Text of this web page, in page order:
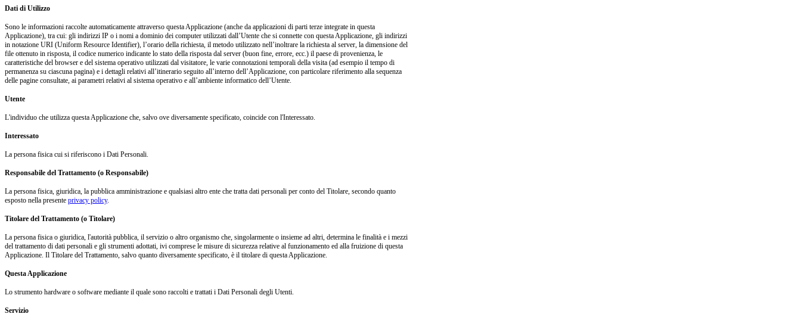
Dati di Utilizzo
Sono le informazioni raccolte automaticamente attraverso questa Applicazione (anche da applicazioni di parti terze integrate in questa
Applicazione), tra cui: gli indirizzi IP o i nomi a dominio dei computer utilizzati dall’Utente che si connette con questa Applicazione, gli indirizzi
in notazione URI (Uniform Resource Identifier), l’orario della richiesta, il metodo utilizzato nell’inoltrare la richiesta al server, la dimensione del
file ottenuto in risposta, il codice numerico indicante lo stato della risposta dal server (buon fine, errore, ecc.) il paese di provenienza, le
caratteristiche del browser e del sistema operativo utilizzati dal visitatore, le varie connotazioni temporali della visita (ad esempio il tempo di
permanenza su ciascuna pagina) e i dettagli relativi all’itinerario seguito all’interno dell’Applicazione, con particolare riferimento alla sequenza
delle pagine consultate, ai parametri relativi al sistema operativo e all’ambiente informatico dell’Utente.
Utente
L'individuo che utilizza questa Applicazione che, salvo ove diversamente specificato, coincide con l'Interessato.
Interessato
La persona fisica cui si riferiscono i Dati Personali.
Responsabile del Trattamento (o Responsabile)
La persona fisica, giuridica, la pubblica amministrazione e qualsiasi altro ente che tratta dati personali per conto del Titolare, secondo quanto
esposto nella presente privacy policy.
Titolare del Trattamento (o Titolare)
La persona fisica o giuridica, l'autorità pubblica, il servizio o altro organismo che, singolarmente o insieme ad altri, determina le finalità e i mezzi
del trattamento di dati personali e gli strumenti adottati, ivi comprese le misure di sicurezza relative al funzionamento ed alla fruizione di questa
Applicazione. Il Titolare del Trattamento, salvo quanto diversamente specificato, è il titolare di questa Applicazione.
Questa Applicazione
Lo strumento hardware o software mediante il quale sono raccolti e trattati i Dati Personali degli Utenti.
Servizio